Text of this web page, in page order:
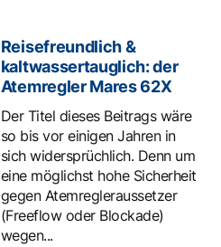
Reisefreundlich &
kaltwassertauglich: der
Atemregler Mares 62X
Der Titel dieses Beitrags wäre
so bis vor einigen Jahren in
sich widersprüchlich. Denn um
eine möglichst hohe Sicherheit
gegen Atemregleraussetzer
(Freeflow oder Blockade)
wegen...